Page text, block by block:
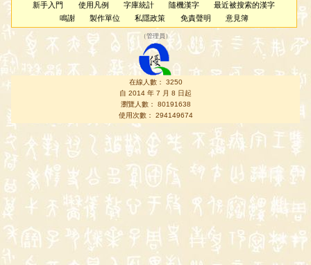
新手入門 使用凡例 字庫統計 隨機漢字
最近被搜索的漢字
鳴謝
製作單位 私隱政策 免責聲明 意見簿
（管理員 ）
在線人數： 3250
自 2014 年 7 月 8 日起
瀏覽人數： 80191638
使用次數： 294149674